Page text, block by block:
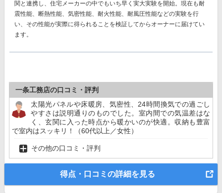
関と連携し、住宅メーカーの中でもいち早く実大実験を開始。現在も耐
震性能、断熱性能、気密性能、耐火性能、耐風圧性能などの実験を行
い、その性能が実際に得られることを検証してからオーナーに届けてい
ます。
一条工務店の口コミ・評判
太陽光パネルや床暖房、気密性、24時間換気での過ごし
やすさは説明通りのものでした。室内間での気温差はな
く、玄関に入った時点から暖かいのが快適。収納も豊富
で室内はスッキリ！（60代以上／女性）
その他の口コミ・評判
得点・口コミの詳細を見る